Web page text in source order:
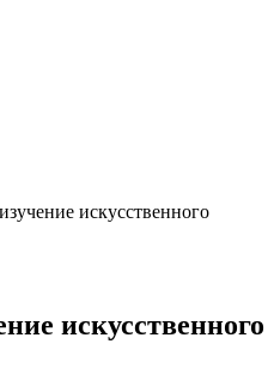
искусственного
искусственного